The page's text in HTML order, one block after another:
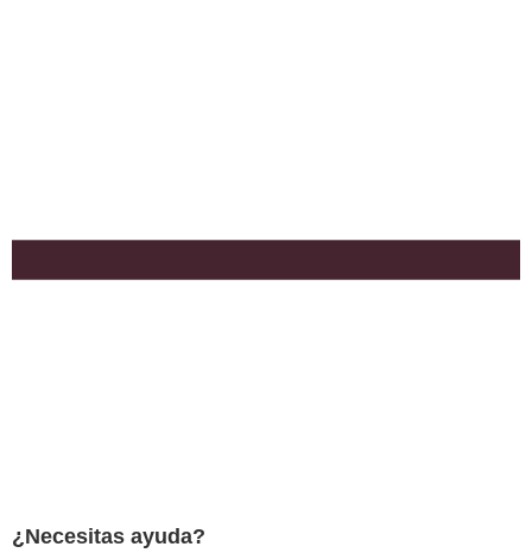
¿Necesitas ayuda?